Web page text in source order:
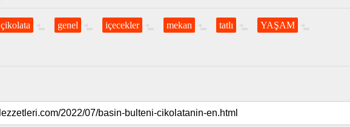
çikolata genel içecekler mekan tatlı YAŞAM